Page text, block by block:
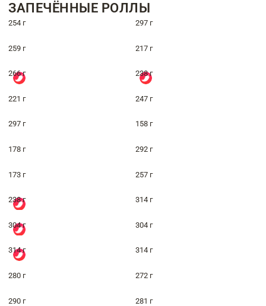
ЗАПЕЧЁННЫЕ РОЛЛЫ
254 г 297 г
259 г 217 г
266 г 238 г
221 г 247 г
297 г 158 г
178 г 292 г
173 г 257 г
238 г 314 г
304 г 304 г
314 г 314 г
280 г 272 г
290 г 281 г